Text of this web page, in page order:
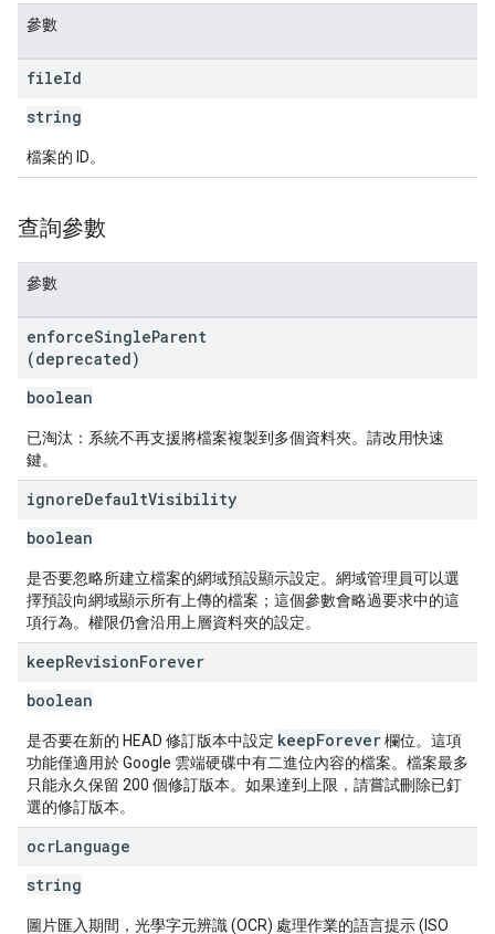
參數
fileId
string
檔案的 ID。
查詢參數
參數
enforceSingleParent
(deprecated)
boolean
已淘汰：系統不再支援將檔案複製到多個資料夾。請改用快速
鍵。
ignoreDefaultVisibility
boolean
是否要忽略所建立檔案的網域預設顯示設定。網域管理員可以選
擇預設向網域顯示所有上傳的檔案；這個參數會略過要求中的這
項行為。權限仍會沿用上層資料夾的設定。
keepRevisionForever
boolean
是否要在新的 HEAD 修訂版本中設定 keepForever欄位。這項
功能僅適用於 Google 雲端硬碟中有二進位內容的檔案。檔案最多
只能永久保留 200 個修訂版本。如果達到上限，請嘗試刪除已釘
選的修訂版本。
ocrLanguage
string
圖片匯入期間，光學字元辨識 (OCR) 處理作業的語言提示 (ISO